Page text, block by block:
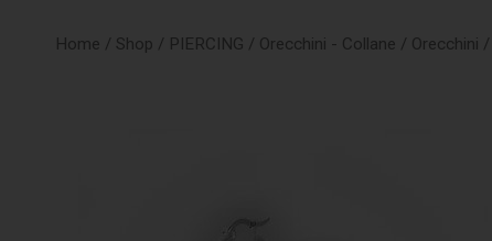
Home / Shop / PIERCING / Orecchini - Collane / Orecchini /